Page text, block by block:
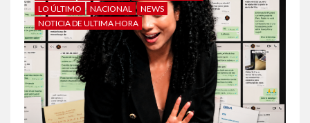
LO ÚLTIMO
NACIONAL
NEWS
NOTICIA DE ULTIMA HORA